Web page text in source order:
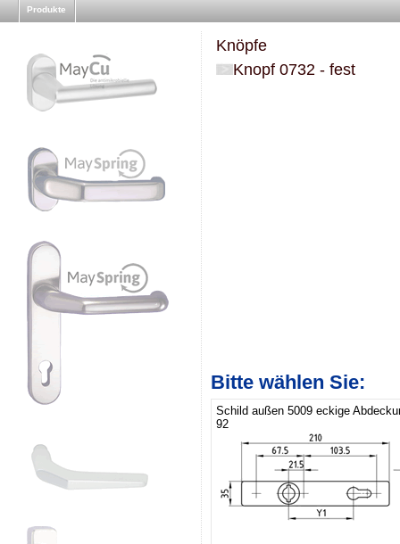
Produkte
Knöpfe
Knopf 0732 - fest
Bitte wählen Sie:
Schild außen 5009 eckige
92